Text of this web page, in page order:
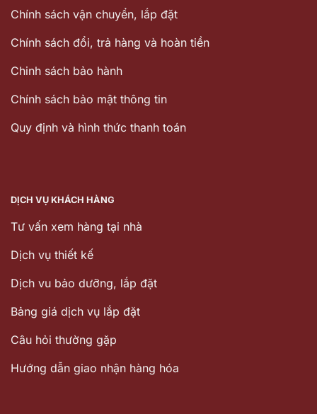
Chính sách vận chuyển, lắp đặt
Chính sách đổi, trả hàng và hoàn tiền
Chinh sách bảo hành
Chính sách bảo mật thông tin
Quy định và hình thức thanh toán
DỊCH VỤ KHÁCH HÀNG
Tư vấn xem hàng tại nhà
Dịch vụ thiết kế
Dịch vu bảo dưỡng, lắp đặt
Bảng giá dịch vụ lắp đặt
Câu hỏi thường gặp
Hướng dẫn giao nhận hàng hóa